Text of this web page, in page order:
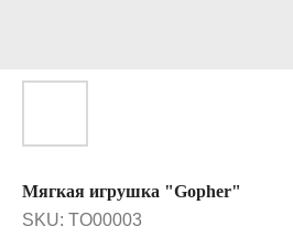
Мягкая игрушка "Gopher"
SKU: TO00003